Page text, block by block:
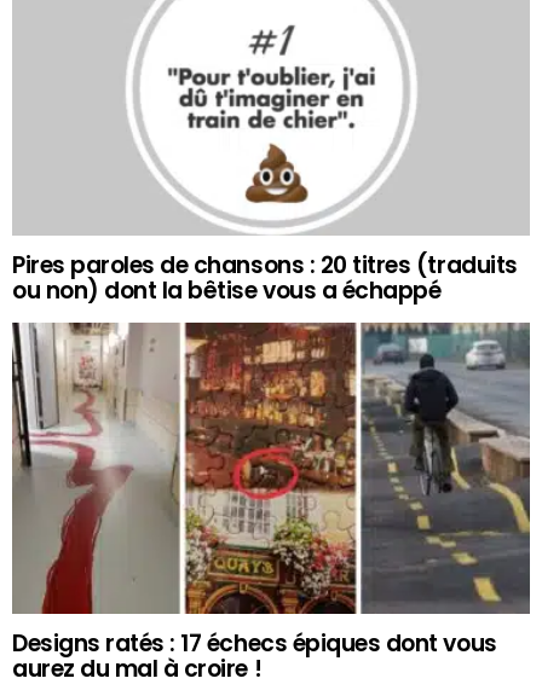
Pires paroles de chansons : 20 titres (traduits
ou non) dont la bêtise vous a échappé
Designs ratés : 17 échecs épiques dont vous
aurez du mal à croire !